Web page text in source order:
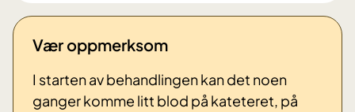
Vær oppmerksom
I starten av behandlingen kan det noen
ganger komme litt blod på kateteret, på